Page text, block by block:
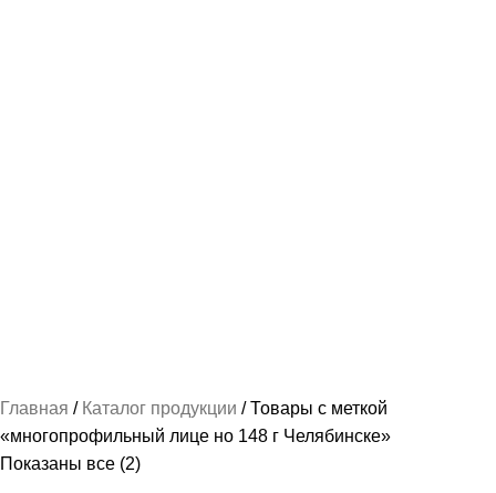
Главная Каталог продукции
Товары с меткой
«многопрофильный лице но 148 г Челябинске»
Показаны все (2)